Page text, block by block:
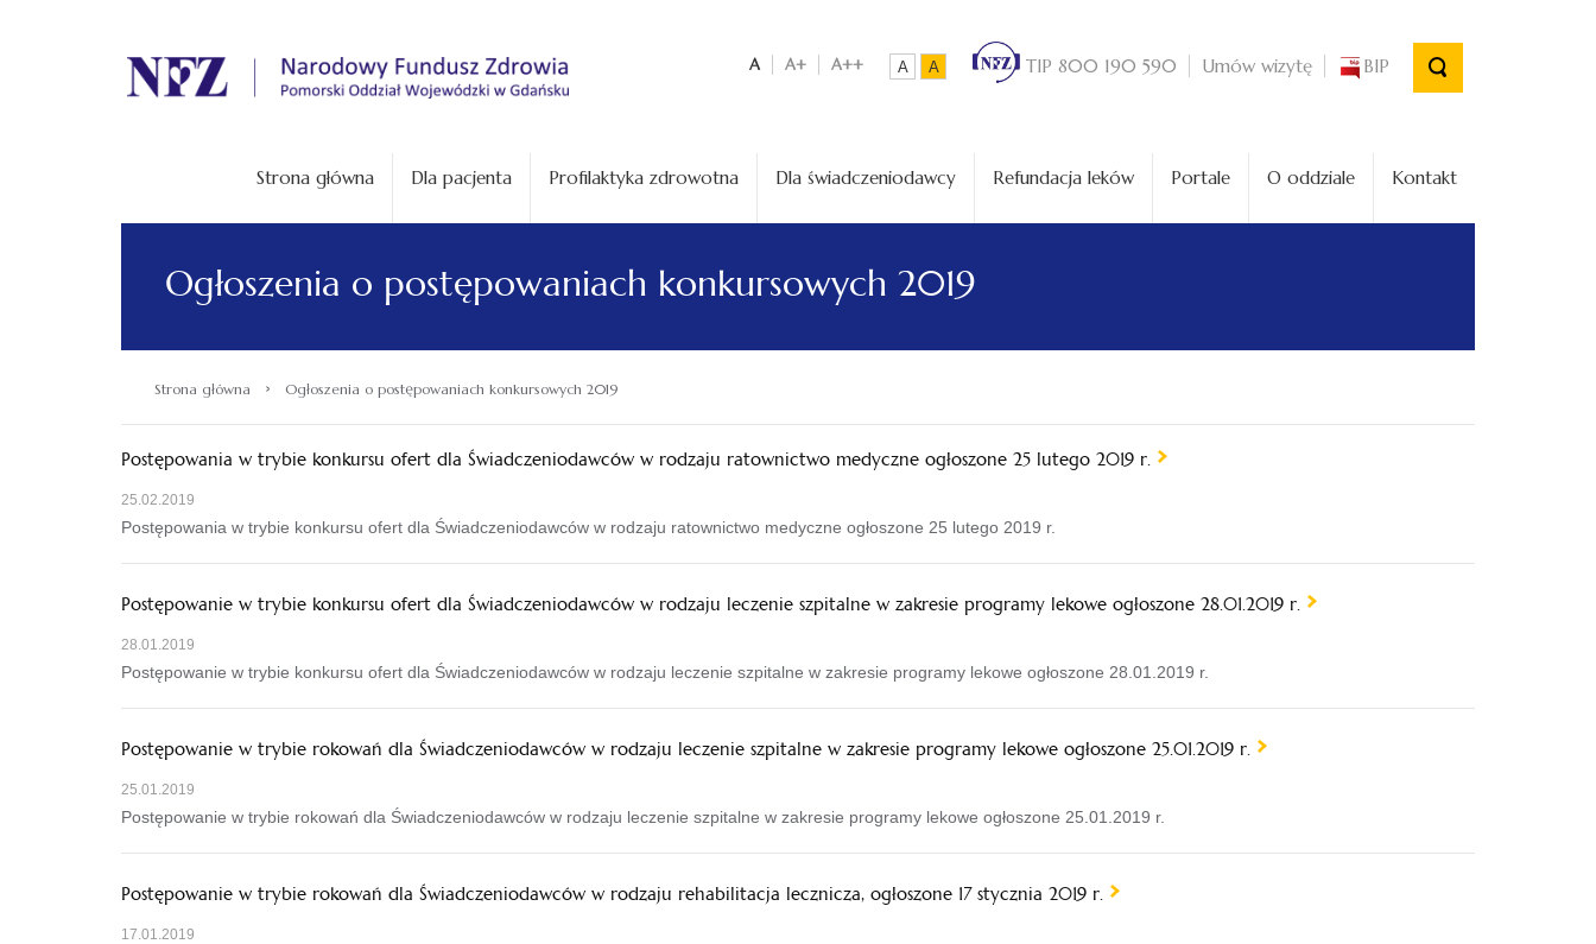
. A A+ A++ A A TIP 800 190 590 Umów wizytę BIP
Strona główna Dla pacjenta Profilaktyka zdrowotna Dla świadczeniodawcy Refundacja leków Portale O oddziale Kontakt
Ogłoszenia o postępowaniach konkursowych 2019
Strona główna › Ogłoszenia o postępowaniach konkursowych 2019
Postępowania w trybie konkursu ofert dla Świadczeniodawców w rodzaju ratownictwo medyczne ogłoszone 25 lutego 2019 r.
25.02.2019
Postępowania w trybie konkursu ofert dla Świadczeniodawców w rodzaju ratownictwo medyczne ogłoszone 25 lutego 2019 r.
Postępowanie w trybie konkursu ofert dla Świadczeniodawców w rodzaju leczenie szpitalne w zakresie programy lekowe ogłoszone 28.01.2019 r.
28.01.2019
Postępowanie w trybie konkursu ofert dla Świadczeniodawców w rodzaju leczenie szpitalne w zakresie programy lekowe ogłoszone 28.01.2019 r.
Postępowanie w trybie rokowań dla Świadczeniodawców w rodzaju leczenie szpitalne w zakresie programy lekowe ogłoszone 25.01.2019 r.
25.01.2019
Postępowanie w trybie rokowań dla Świadczeniodawców w rodzaju leczenie szpitalne w zakresie programy lekowe ogłoszone 25.01.2019 r.
Postępowanie w trybie rokowań dla Świadczeniodawców w rodzaju rehabilitacja lecznicza, ogłoszone 17 stycznia 2019 r.
17.01.2019